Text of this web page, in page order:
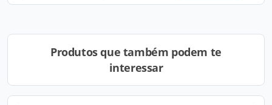
Produtos que também podem te
interessar